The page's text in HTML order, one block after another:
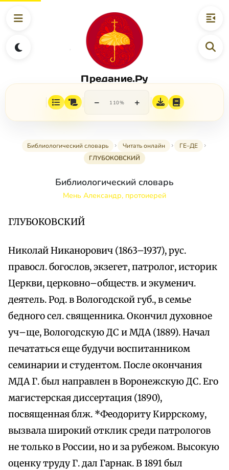
Предание.Ру
− 110% +
Библиологический словарь Читать онлайн
ГЕ–ДЕ
ГЛУБОКОВСКИЙ
Библиологический словарь
Мень Александр, протоиерей
ГЛУБОКОВСКИЙ
Николай Никанорович (1863–1937), рус.
правосл. богослов, экзегет, патролог, историк
Церкви, церковно–обществ. и экуменич.
деятель. Род. в Вологодской губ., в семье
бедного сел. священника. Окончил духовное
уч–ще, Вологодскую ДС и МДА (1889). Начал
печататься еще будучи воспитанником
семинарии и студентом. После окончания
МДА Г. был направлен в Воронежскую ДС. Его
магистерская диссертация (1890),
посвященная блж. *Феодориту Киррскому,
вызвала широкий отклик среди патрологов
не только в России, но и за рубежом. Высокую
оценку труду Г. дал Гарнак. В 1891 был